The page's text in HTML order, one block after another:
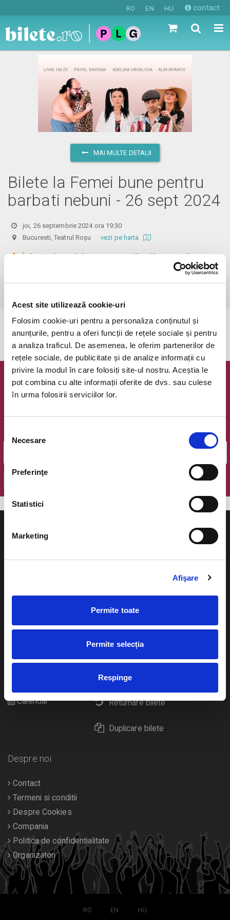
Acest site utilizează cookie-uri
Folosim cookie-uri pentru a personaliza conținutul și
anunțurile, pentru a oferi funcții de rețele sociale și pentru
a analiza traficul. De asemenea, le oferim partenerilor de
rețele sociale, de publicitate și de analize informații cu
privire la modul în care folosiți site-ul nostru. Aceștia le
pot combina cu alte informații oferite de dvs. sau culese
în urma folosirii serviciilor lor.
consimțământului
Necesare
Preferinţe
Statistici
Marketing
Afişare
Permite toate
Permite selecția
Respinge
RO EN HU contact
MAI MULTE DETALII
Bilete la Femei bune pentru
barbati nebuni - 26 sept 2024
joi, 26 septembrie 2024 ora 19:30
Bucuresti, Teatrul Roșu vezi pe harta
În funcție de ora de începere, accesul în sală se poate face cu o
oră / cu 40 minute mai devreme, fiind permis cu până la 10 minute
Evenimentul a expirat.
Newsletter @ Bilete.ro
evenimente.
Plata online sau cash
eBilet printat acasa
Livrare prin curier
Returnare bilete
Duplicare bilete
Teatru
festivaluri
Cultura
Calendar
Despre noi
Contact
Termeni si conditii
Despre Cookies
Compania
Politica de confidentialitate
Organizatori
RO EN HU